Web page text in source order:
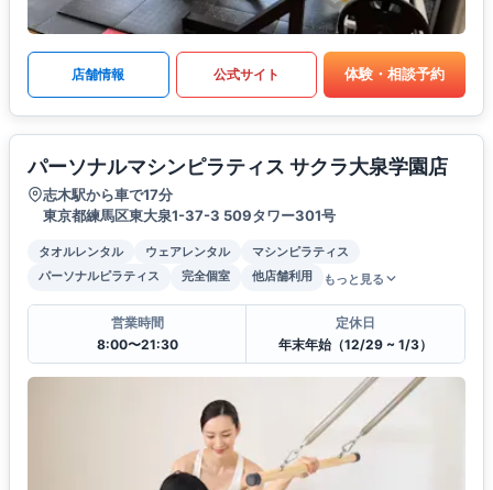
店舗情報 公式サイト 体験・相談予約
パーソナルマシンピラティス サクラ大泉学園店
志木駅から車で17分
東京都練馬区東大泉1-37-3 509タワー301号
タオルレンタル ウェアレンタル
マシンピラティス
パーソナルピラティス
完全個室 他店舗利用 もっと見る
営業時間
8:00〜21:30
定休日
年末年始（12/29 ~ 1/3）